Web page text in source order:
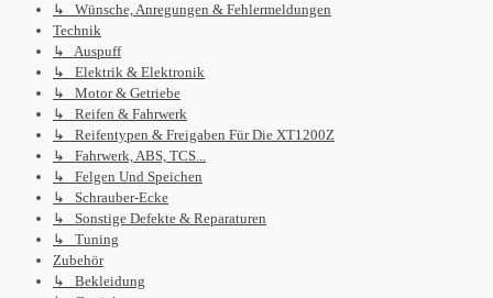
↳ Wünsche, Anregungen & Fehlermeldungen
Technik
↳ Auspuff
↳ Elektrik & Elektronik
↳ Motor & Getriebe
↳ Reifen & Fahrwerk
↳ Reifentypen & Freigaben Für Die XT1200Z
↳ Fahrwerk, ABS, TCS...
↳ Felgen Und Speichen
↳ Schrauber-Ecke
↳ Sonstige Defekte & Reparaturen
↳ Tuning
Zubehör
↳ Bekleidung